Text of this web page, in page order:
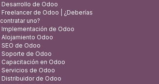
Desarrollo de Odoo
Freelancer de Odoo | ¿Deberías
contratar uno?
Implementación de Odoo
Alojamiento Odoo
SEO de Odoo
Soporte de Odoo
Capacitación en Odoo
Servicios de Odoo
Distribuidor de Odoo